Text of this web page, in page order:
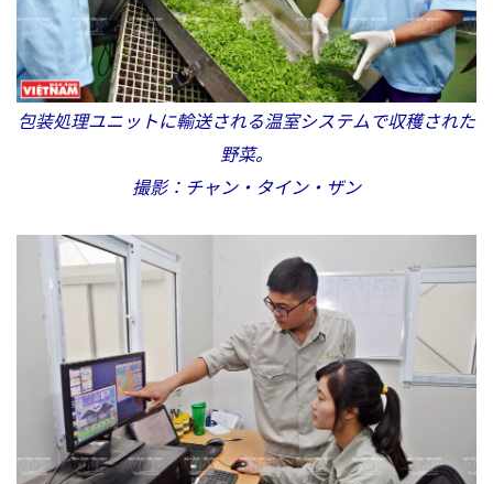
包装処理ユニットに輸送される温室システムで収穫された
野菜。
撮影：チャン・タイン・ザン